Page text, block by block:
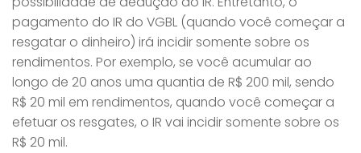
pagamento do IR do VGBL (quando você começar a
resgatar o dinheiro) irá incidir somente sobre os
rendimentos. Por exemplo, se você acumular ao
longo de 20 anos uma quantia de R$ 200 mil, sendo
R$ 20 mil em rendimentos, quando você começar a
efetuar os resgates, o IR vai incidir somente sobre os
R$ 20 mil.